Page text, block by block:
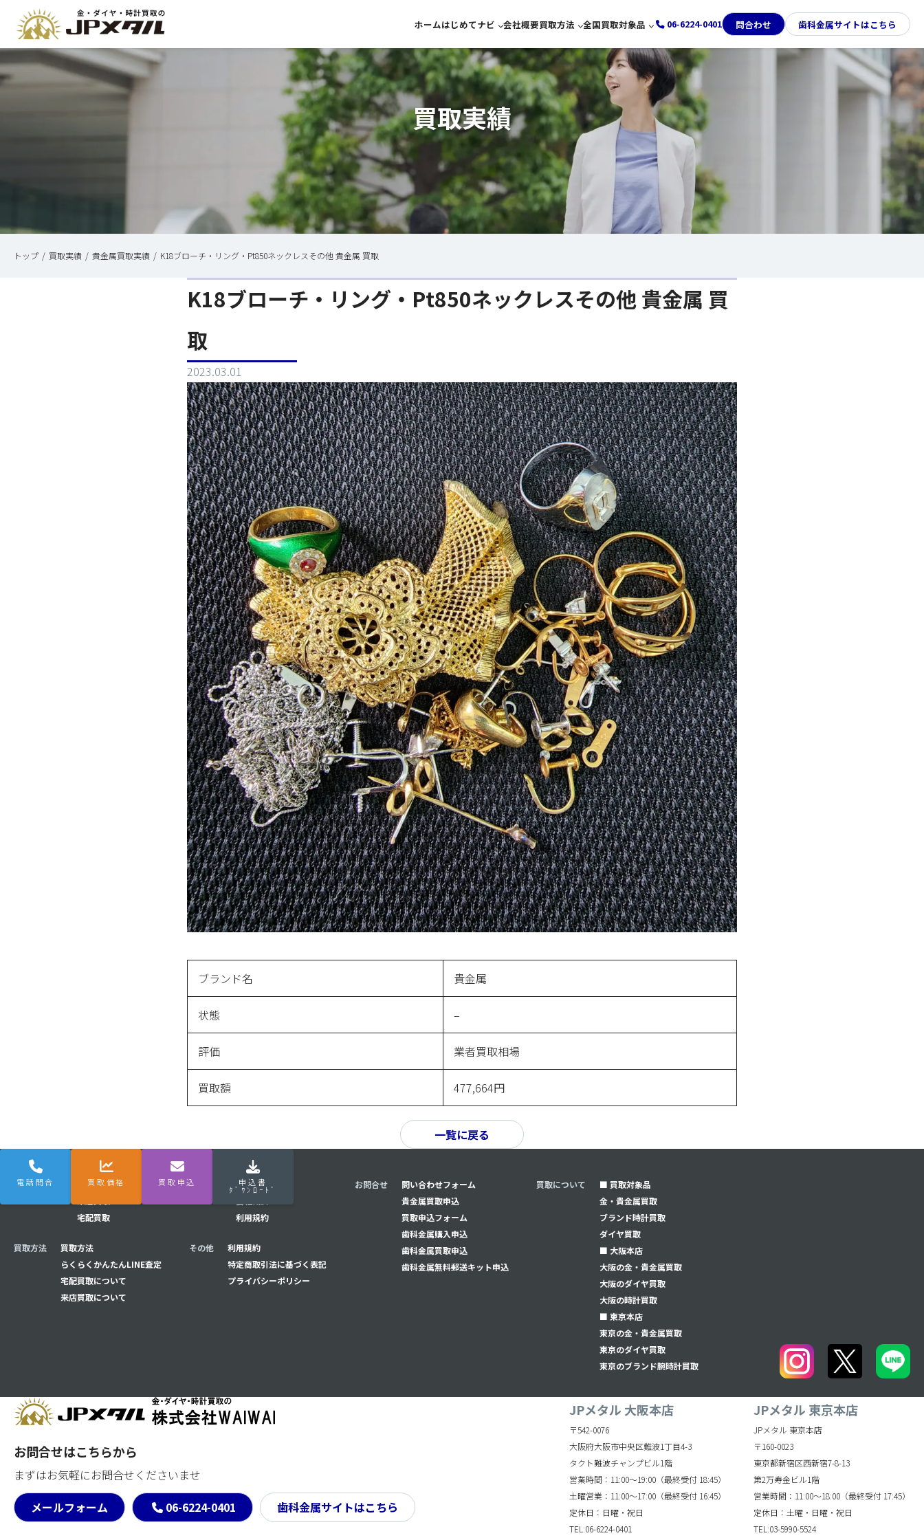
ホームはじめてナビ
宅配買取
来店買取
会社概要買取方法
らくらくかんたんLINE査定
宅配買取について
来店買取について
全国買取対象品
金買取
ブランド時計買取
ダイヤ買取
10万円金貨買取
06-6224-0401 問合わせ 歯科金属サイトはこちら
買取実績
トップ 買取実績 貴金属買取実績 K18ブローチ・リング・Pt850ネックレスその他 貴金属 買取
K18ブローチ・リング・Pt850ネックレスその他 貴金属 買
取
2023.03.01
ブランド名 貴金属
状態 –
評価 業者買取相場
買取額 477,664円
一覧に戻る
電話問合 買取価格 買取申込 申込書
ﾀﾞｳﾝﾛｰﾄﾞ
はじめてナビ
はじめてナビ
宅配買取
買取方法
買取方法
らくらくかんたんLINE査定
宅配買取について
来店買取について
メニュー
Q&A
利用規約
その他
利用規約
特定商取引法に基づく表記
プライバシーポリシー
お問合せ
問い合わせフォーム
貴金属買取申込
買取申込フォーム
⻭科金属購入申込
⻭科金属買取申込
⻭科金属無料郵送キット申込
買取について
■ 買取対象品
金・貴金属買取
ブランド時計買取
ダイヤ買取
■ 大阪本店
大阪の金・貴金属買取
大阪のダイヤ買取
大阪の時計買取
■ 東京本店
東京の金・貴金属買取
東京のダイヤ買取
東京のブランド腕時計買取
お問合せはこちらから
まずはお気軽にお問合せくださいませ
メールフォーム
06-6224-0401 歯科金属サイトはこちら
JPメタル 大阪本店
〒542-0076
大阪府大阪市中央区難波1丁目4-3
タクト難波チャンプビル1階
営業時間：11:00～19:00（最終受付 18:45）
土曜営業：11:00～17:00（最終受付 16:45）
定休日：日曜・祝日
TEL:06-6224-0401
JPメタル 東京本店
JPメタル 東京本店
〒160-0023
東京都新宿区西新宿7-8-13
第2万寿金ビル1階
営業時間：11:00～18:00（最終受付 17:45）
定休日：土曜・日曜・祝日
TEL:03-5990-5524